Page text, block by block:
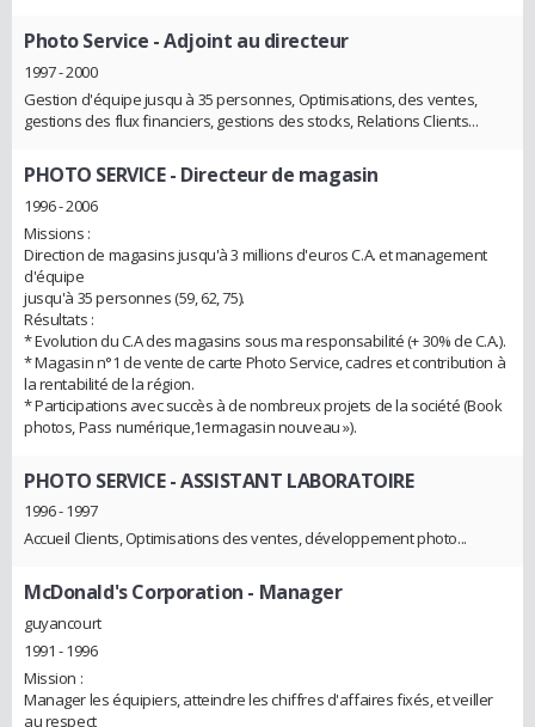
Photo Service - Adjoint au directeur
1997 - 2000
Gestion d'équipe jusqu à 35 personnes, Optimisations, des ventes,
gestions des flux financiers, gestions des stocks, Relations Clients...
PHOTO SERVICE- Directeur de magasin
1996 - 2006
Missions :
Direction de magasins jusqu'à 3 millions d'euros C.A. et management
d'équipe
jusqu'à 35 personnes (59, 62, 75).
Résultats :
* Evolution du C.A des magasins sous ma responsabilité (+ 30% de C.A.).
* Magasin n°1 de vente de carte Photo Service, cadres et contribution à
la rentabilité de la région.
* Participations avec succès à de nombreux projets de la société (Book
photos, Pass numérique,1ermagasin nouveau »).
PHOTO SERVICE- ASSISTANT LABORATOIRE
1996 - 1997
Accueil Clients, Optimisations des ventes, développement photo...
McDonald's Corporation - Manager
guyancourt
1991 - 1996
Mission :
Manager les équipiers, atteindre les chiffres d'affaires fixés, et veiller
au respect